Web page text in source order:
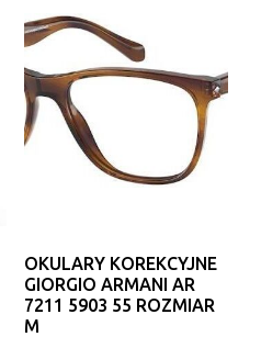
OKULARY KOREKCYJNE
GIORGIO ARMANI AR
7211 5903 55 ROZMIAR
M